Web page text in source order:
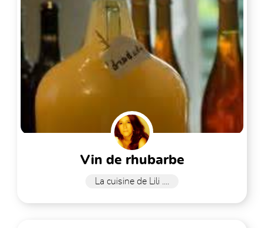
vin de rhubarbe
La cuisine de Lili ....